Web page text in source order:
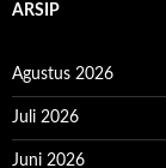
ARSIP
Agustus 2026
Juli 2026
Juni 2026